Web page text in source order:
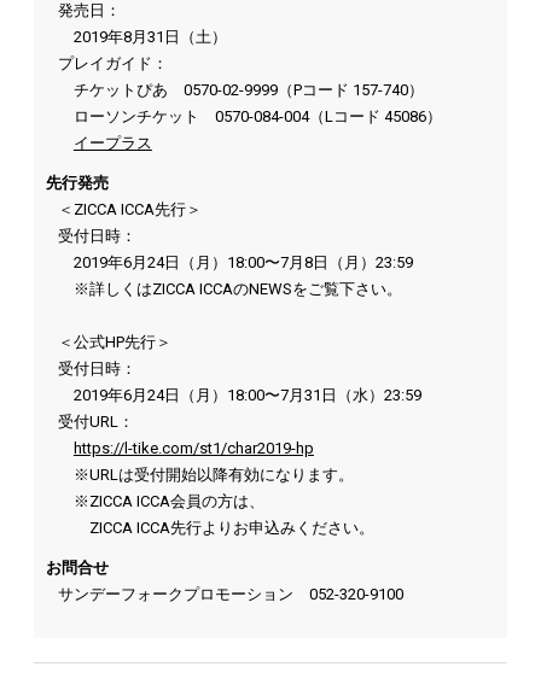
発売日：
2019年8月31日（土）
プレイガイド：
チケットぴあ 0570-02-9999（Pコード 157-740）
ローソンチケット 0570-084-004（Lコード 45086）
イープラス
先行発売
＜ZICCA ICCA先行＞
受付日時：
2019年6月24日（月）18:00〜7月8日（月）23:59
※詳しくはZICCA ICCAのNEWSをご覧下さい。
＜公式HP先行＞
受付日時：
2019年6月24日（月）18:00〜7月31日（水）23:59
受付URL：
https://l-tike.com/st1/char2019-hp
※URLは受付開始以降有効になります。
※ZICCA ICCA会員の方は、
ZICCA ICCA先行よりお申込みください。
お問合せ
サンデーフォークプロモーション 052-320-9100